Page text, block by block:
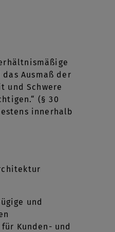
Ausmaß der
und Schwere
(§ 30
innerhalb
und
Kunden- und